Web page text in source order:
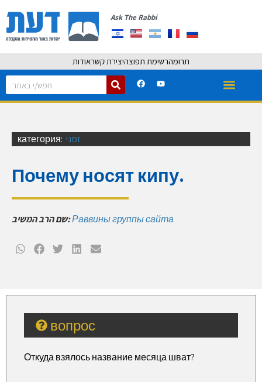
Ask The Rabbi
אודותיצירת קשררשימת תפוצהתרומה
категория: זמני
Почему носят кипу.
שם הרב המשיב:Раввины группы сайта
вопрос
Откуда взялось название месяца шват?